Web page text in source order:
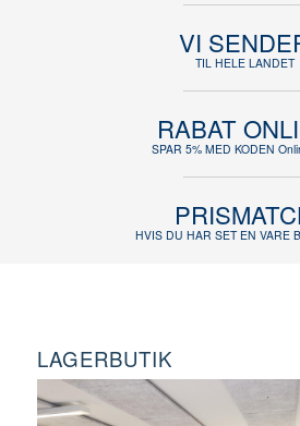
VI
TIL HELE LANDET
RABAT
SPAR 5% MED KODEN
HVIS DU HAR SET EN VARE
LAGERBUTIK